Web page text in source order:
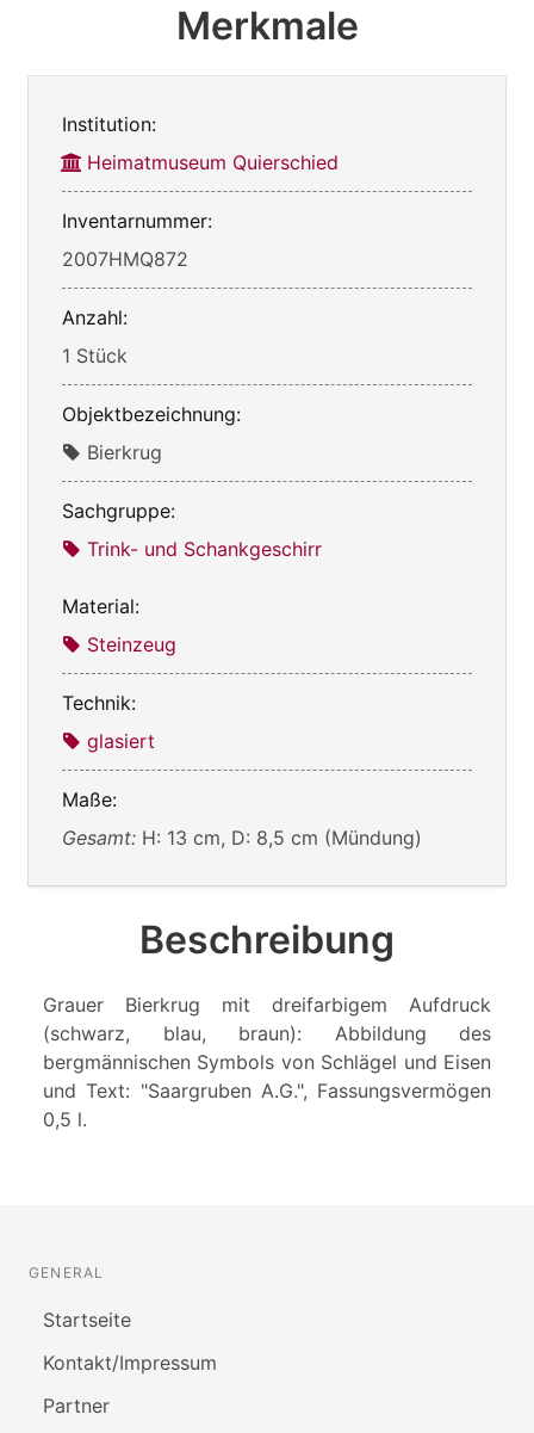
Merkmale
Institution:
Heimatmuseum Quierschied
Inventarnummer:
2007HMQ872
Anzahl:
1 Stück
Objektbezeichnung:
Bierkrug
Sachgruppe:
Trink- und Schankgeschirr
Material:
Steinzeug
Technik:
glasiert
Maße:
Gesamt: H: 13 cm, D: 8,5 cm (Mündung)
Beschreibung
Grauer Bierkrug mit dreifarbigem Aufdruck
(schwarz, blau, braun): Abbildung des
bergmännischen Symbols von Schlägel und Eisen
und Text: "Saargruben A.G.", Fassungsvermögen
0,5 l.
GENERAL
Startseite
Kontakt/Impressum
Partner